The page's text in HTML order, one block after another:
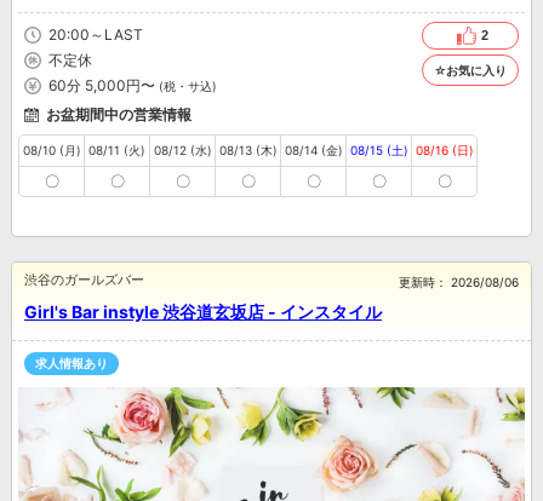
20:00～LAST
不定休
60分 5,000円〜 (税・サ込)
2
☆お気に入り
お盆期間中の営業情報
08/10 (月)
〇
08/11 (火)
〇
08/12 (水)
〇
08/13 (木)
〇
08/14 (金)
〇
08/15 (土)
〇
08/16 (日)
〇
Girl's Bar instyle 渋谷道玄坂店 - インスタイル
渋谷のガールズバー 更新時： 2026/08/06
求人情報あり